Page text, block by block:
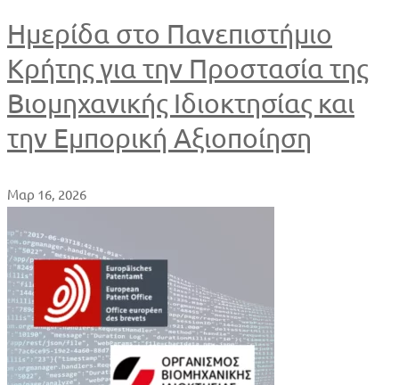
Ημερίδα στο Πανεπιστήμιο
Κρήτης για την Προστασία της
Βιομηχανικής Ιδιοκτησίας και
την Εμπορική Αξιοποίηση
Μαρ 16, 2026